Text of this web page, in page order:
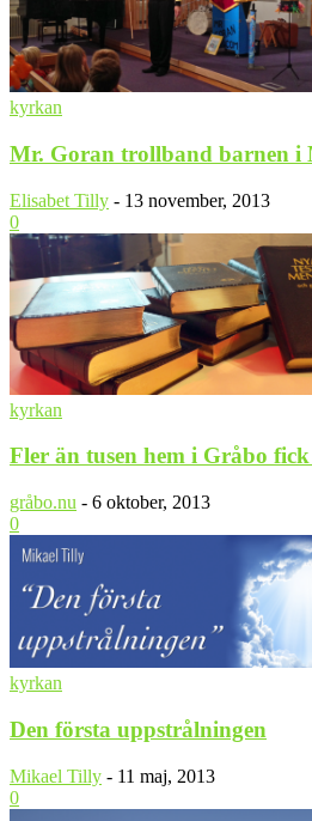
kyrkan
Mr. Goran trollband barnen i
Elisabet Tilly - 13 november, 2013
0
kyrkan
Fler än tusen hem i Gråbo
gråbo.nu - 6 oktober, 2013
0
kyrkan
Den första uppstrålningen
Mikael Tilly - 11 maj, 2013
0